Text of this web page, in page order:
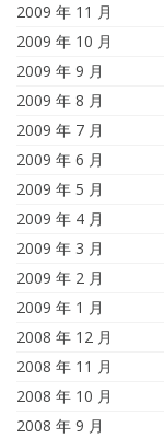
2009 年 11 月
2009 年 10 月
2009 年 9 月
2009 年 8 月
2009 年 7 月
2009 年 6 月
2009 年 5 月
2009 年 4 月
2009 年 3 月
2009 年 2 月
2009 年 1 月
2008 年 12 月
2008 年 11 月
2008 年 10 月
2008 年 9 月